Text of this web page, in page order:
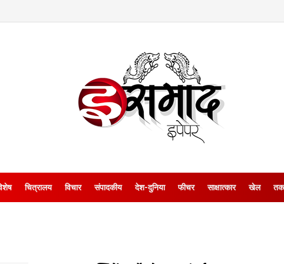
चित्रालय विचार संपादकीय देश-दुनिया फीचर साक्षात्‍कार खेल